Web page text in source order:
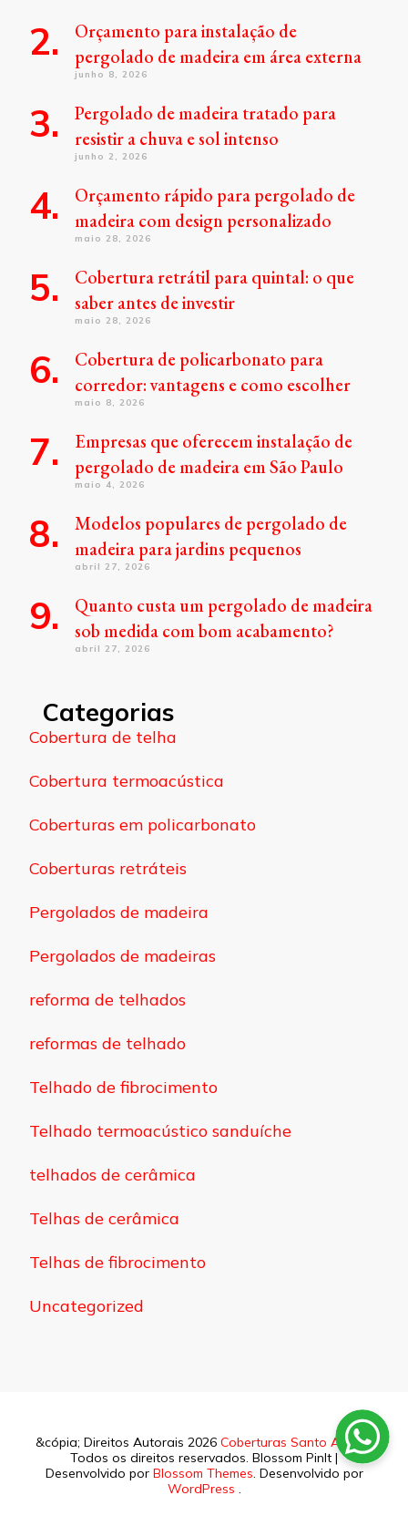
Orçamento para instalação de
pergolado de madeira em área externa
junho 8, 2026
Pergolado de madeira tratado para
resistir a chuva e sol intenso
junho 2, 2026
Orçamento rápido para pergolado de
madeira com design personalizado
maio 28, 2026
Cobertura retrátil para quintal: o que
saber antes de investir
maio 28, 2026
Cobertura de policarbonato para
corredor: vantagens e como escolher
maio 8, 2026
Empresas que oferecem instalação de
pergolado de madeira em São Paulo
maio 4, 2026
Modelos populares de pergolado de
madeira para jardins pequenos
abril 27, 2026
Quanto custa um pergolado de madeira
sob medida com bom acabamento?
abril 27, 2026
Categorias
Cobertura de telha
Cobertura termoacústica
Coberturas em policarbonato
Coberturas retráteis
Pergolados de madeira
Pergolados de madeiras
reforma de telhados
reformas de telhado
Telhado de fibrocimento
Telhado termoacústico sanduíche
telhados de cerâmica
Telhas de cerâmica
Telhas de fibrocimento
Uncategorized
&cópia; Direitos Autorais 2026 Coberturas Santo Amaro.
Todos os direitos reservados. Blossom PinIt |
Desenvolvido por Blossom Themes. Desenvolvido por
WordPress .